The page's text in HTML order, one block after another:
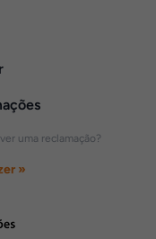
uma reclamação?
»